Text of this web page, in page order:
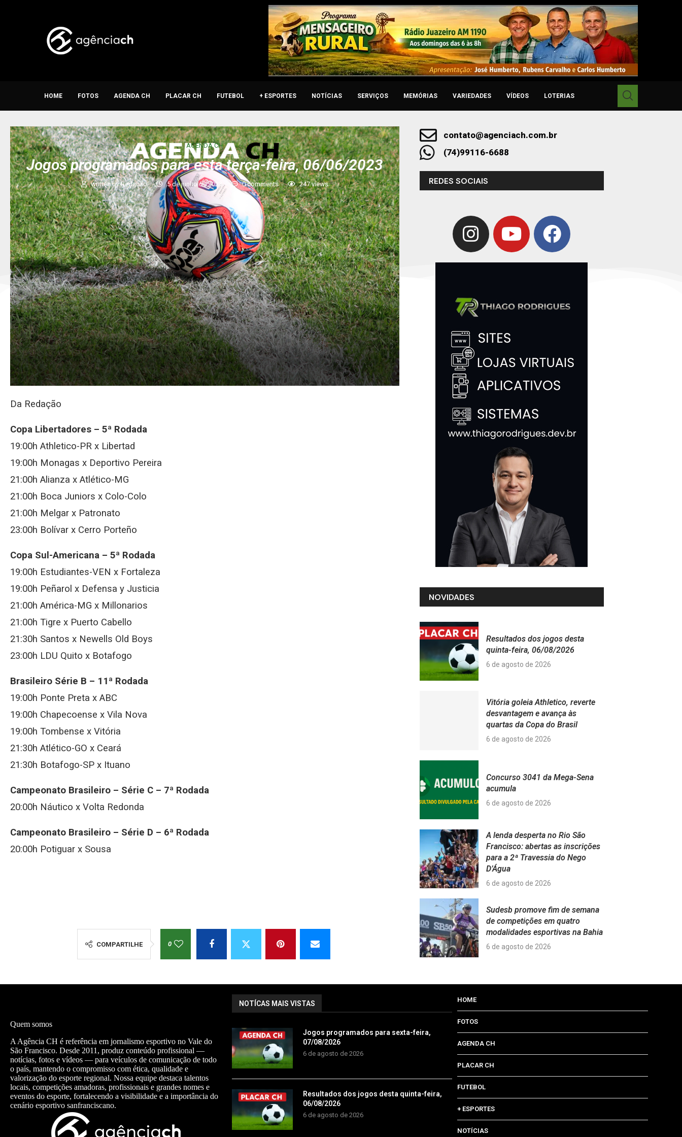
HOME FOTOS AGENDA CH PLACAR CH FUTEBOL + ESPORTES NOTÍCIAS SERVIÇOS MEMÓRIAS VARIEDADES VÍDEOS LOTERIAS
AGENDA CH
Jogos programados para esta terça-feira, 06/06/2023
written byRedação 5 de junho de 2023 0 comments 247views
Da Redação
Copa Libertadores – 5ª Rodada
19:00h Athletico-PR x Libertad
19:00h Monagas x Deportivo Pereira
21:00h Alianza x Atlético-MG
21:00h Boca Juniors x Colo-Colo
21:00h Melgar x Patronato
23:00h Bolívar x Cerro Porteño
Copa Sul-Americana – 5ª Rodada
19:00h Estudiantes-VEN x Fortaleza
19:00h Peñarol x Defensa y Justicia
21:00h América-MG x Millonarios
21:00h Tigre x Puerto Cabello
21:30h Santos x Newells Old Boys
23:00h LDU Quito x Botafogo
Brasileiro Série B – 11ª Rodada
19:00h Ponte Preta x ABC
19:00h Chapecoense x Vila Nova
19:00h Tombense x Vitória
21:30h Atlético-GO x Ceará
21:30h Botafogo-SP x Ituano
Campeonato Brasileiro – Série C – 7ª Rodada
20:00h Náutico x Volta Redonda
Campeonato Brasileiro – Série D – 6ª Rodada
20:00h Potiguar x Sousa
COMPARTILHE 0
contato@agenciach.com.br
(74)99116-6688
REDES SOCIAIS
NOVIDADES
Resultados dos jogos desta
quinta-feira, 06/08/2026
6 de agosto de 2026
Vitória goleia Athletico, reverte
desvantagem e avança às
quartas da Copa do Brasil
6 de agosto de 2026
Concurso 3041 da Mega-Sena
acumula
6 de agosto de 2026
A lenda desperta no Rio São
Francisco: abertas as inscrições
para a 2ª Travessia do Nego
D’Água
6 de agosto de 2026
Sudesb promove fim de semana
de competições em quatro
modalidades esportivas na Bahia
6 de agosto de 2026
Quem somos
A Agência CH é referência em jornalismo esportivo no Vale do
São Francisco. Desde 2011, produz conteúdo profissional —
notícias, fotos e vídeos — para veículos de comunicação de todo
o país, mantendo o compromisso com ética, qualidade e
valorização do esporte regional. Nossa equipe destaca talentos
locais, competições amadoras, profissionais e grandes nomes e
eventos do esporte, fortalecendo a visibilidade e a importância do
cenário esportivo sanfranciscano.
NOTÍCAS MAIS VISTAS
Jogos programados para sexta-feira,
07/08/2026
6 de agosto de 2026
Resultados dos jogos desta quinta-feira,
06/08/2026
6 de agosto de 2026
HOME
FOTOS
AGENDA CH
PLACAR CH
FUTEBOL
+ ESPORTES
NOTÍCIAS